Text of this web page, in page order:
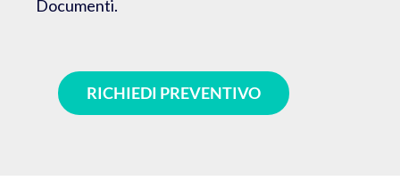
Documenti.
RICHIEDI PREVENTIVO